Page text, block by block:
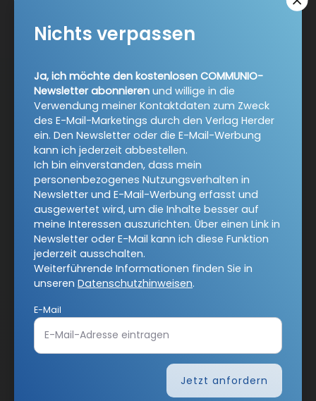
AGB und Widerrufsbelehrung
Datenschutz
Barrierefreiheit
Impressum
Vertrag widerrufen
Abo online kündigen
Nach oben
Nichts verpassen
Ja, ich möchte den kostenlosen COMMUNIO-
Newsletter abonnieren und willige in die
Verwendung meiner Kontaktdaten zum Zweck
des E-Mail-Marketings durch den Verlag Herder
ein. Den Newsletter oder die E-Mail-Werbung
kann ich jederzeit abbestellen.
Ich bin einverstanden, dass mein
personenbezogenes Nutzungsverhalten in
Newsletter und E-Mail-Werbung erfasst und
ausgewertet wird, um die Inhalte besser auf
meine Interessen auszurichten. Über einen Link in
Newsletter oder E-Mail kann ich diese Funktion
jederzeit ausschalten.
Weiterführende Informationen finden Sie in
unseren Datenschutzhinweisen.
E-Mail
Jetzt anfordern